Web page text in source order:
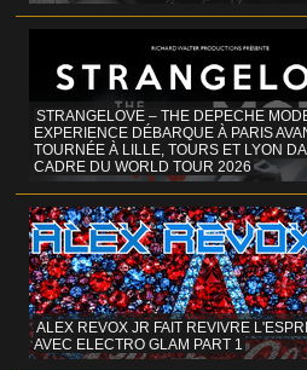
STRANGELOVE – THE DEPECHE
EXPERIENCE DÉBARQUE À PARIS
TOURNÉE À LILLE, TOURS ET LYON
CADRE DU WORLD TOUR 2026
ALEX REVOX JR FAIT REVIVRE
AVEC ELECTRO GLAM PART 1